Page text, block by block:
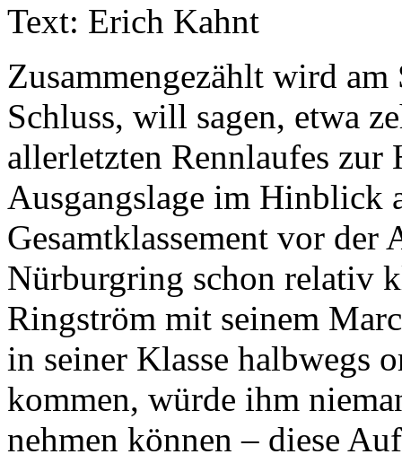
Text: Erich Kahnt
Zusammengezählt wird am
Schluss, will sagen, etwa
allerletzten Rennlaufes
Ausgangslage im Hinblick
Gesamtklassement vor
Nürburgring schon relativ
Ringström mit seinem
in seiner Klasse halbwegs
kommen, würde ihm
nehmen können – diese